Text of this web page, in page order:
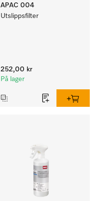
APAC 004
Utslippsfilter
252,00 kr
På lager